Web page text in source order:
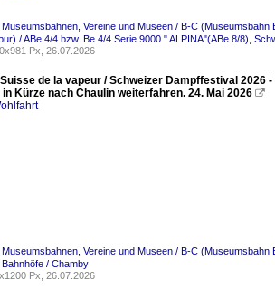
Vereine und Museen / B-C (Museumsbahn
/ ABe 4/4 bzw. Be 4/4 Serie 9000 " ALPINA"(ABe 8/8)
Px, 26.07.2026
de la vapeur / Schweizer Dampffestival 2026
in Kürze nach Chaulin weiterfahren. 24. Mai 2026 
Vereine und Museen / B-C (Museumsbahn
/ Chamby
Px, 26.07.2026